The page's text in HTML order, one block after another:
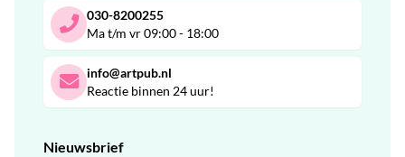
030-8200255
Ma t/m vr 09:00 - 18:00
info@artpub.nl
Reactie binnen 24 uur!
Nieuwsbrief